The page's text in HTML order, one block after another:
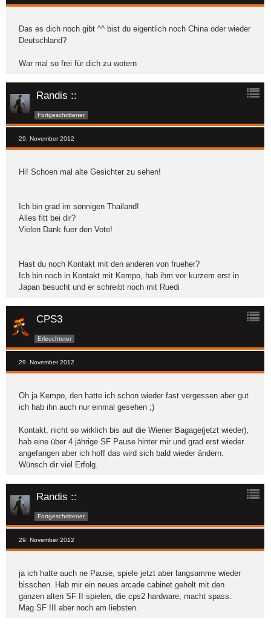
Das es dich noch gibt ^^ bist du eigentlich noch China oder wieder
Deutschland?
War mal so frei für dich zu wotern
Randis ::
Fortgeschrittener
29. November 2012
Hi! Schoen mal alte Gesichter zu sehen!
Ich bin grad im sonnigen Thailand!
Alles fitt bei dir?
Vielen Dank fuer den Vote!
Hast du noch Kontakt mit den anderen von frueher?
Ich bin noch in Kontakt mit Kempo, hab ihm vor kurzem erst in
Japan besucht und er schreibt noch mit Ruedi
CPS3
Erleuchteter
29. November 2012
Oh ja Kempo, den hatte ich schon wieder fast vergessen aber gut
ich hab ihn auch nur einmal gesehen ;)
Kontakt, nicht so wirklich bis auf die Wiener Bagage(jetzt wieder),
hab eine über 4 jährige SF Pause hinter mir und grad erst wieder
angefangen aber ich hoff das wird sich bald wieder ändern.
Wünsch dir viel Erfolg.
Randis ::
Fortgeschrittener
29. November 2012
ja ich hatte auch ne Pause, spiele jetzt aber langsamme wieder
bisschen. Hab mir ein neues arcade cabinet geholt mit den
ganzen alten SF II spielen, die cps2 hardware, macht spass.
Mag SF III aber noch am liebsten.